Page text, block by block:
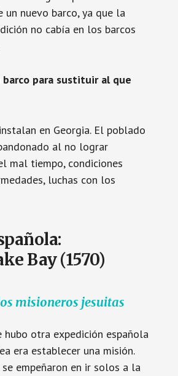
un nuevo barco, ya que la
no cabía en los barcos
barco para sustituir al que
en Georgia. El poblado
al no lograr
mal tiempo, condiciones
luchas con los
Bay (1570)
misioneros jesuitas
hubo otra expedición española
era establecer una misión.
empeñaron en ir solos a la